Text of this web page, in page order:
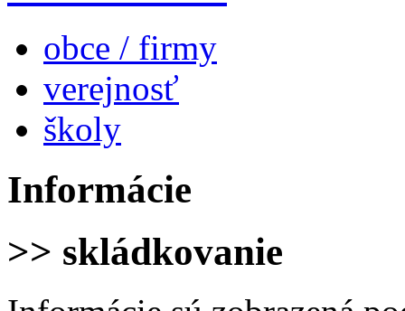
obce / firmy
verejnosť
školy
Informácie
>> skládkovanie